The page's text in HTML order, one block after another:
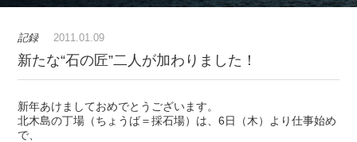
記録 2011.01.09
新たな“石の匠”二人が加わりました！
新年あけましておめでとうございます。
北木島の丁場（ちょうば＝採石場）は、6日（木）より仕事始め
で、